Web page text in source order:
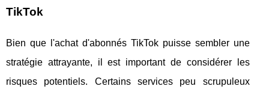
TikTok
Bien que l'achat d'abonnés TikTok puisse sembler une
stratégie attrayante, il est important de considérer les
risques potentiels. Certains services peu scrupuleux